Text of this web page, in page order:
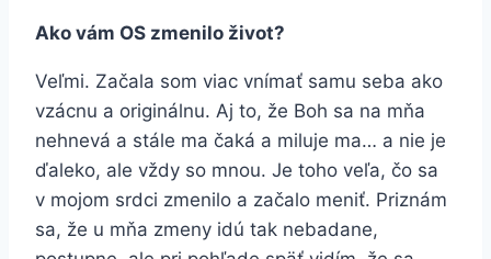
Ako vám OS zmenilo život?
Veľmi. Začala som viac vnímať samu seba ako
vzácnu a originálnu. Aj to, že Boh sa na mňa
nehnevá a stále ma čaká a miluje ma… a nie je
ďaleko, ale vždy so mnou. Je toho veľa, čo sa
v mojom srdci zmenilo a začalo meniť. Priznám
sa, že u mňa zmeny idú tak nebadane,